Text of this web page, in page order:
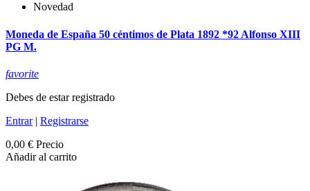
Novedad
Moneda de España 50 céntimos de Plata 1892 *92 Alfonso XIII
PG M.
favorite
Debes de estar registrado
Entrar| Registrarse
0,00 € Precio
Añadir al carrito